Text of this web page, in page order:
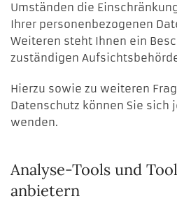
Umständen die
Ihrer personenbezogenen
Weiteren steht Ihnen ein
zuständigen
Hierzu sowie zu weiteren
Datenschutz können Sie sich
wenden.
Analyse-Tools und
anbietern